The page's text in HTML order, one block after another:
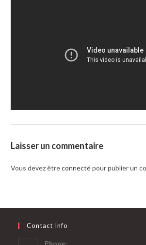
Laisser un commentaire
Vous devez êtreconnectépour publier un
Contact Info
Phone: